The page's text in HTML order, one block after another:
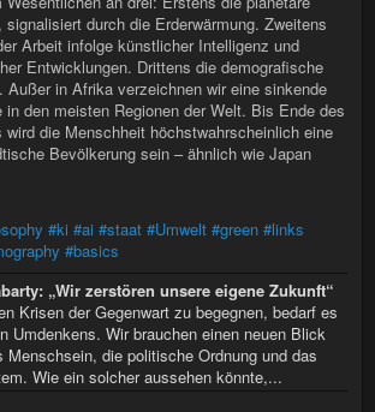
signalisiert durch die Erderwärmung. Zweitens
Arbeit infolge künstlicher Intelligenz und
Entwicklungen. Drittens die demografische
Außer in Afrika verzeichnen wir eine sinkende
in den meisten Regionen der Welt. Bis Ende des
wird die Menschheit höchstwahrscheinlich eine
Bevölkerung sein – ähnlich wie Japan
#ki #ai #staat #Umwelt #green #links
#basics
„Wir zerstören unsere eigene Zukunft“
Krisen der Gegenwart zu begegnen, bedarf es
Umdenkens. Wir brauchen einen neuen Blick
die politische Ordnung und das
Wie ein solcher aussehen könnte,...